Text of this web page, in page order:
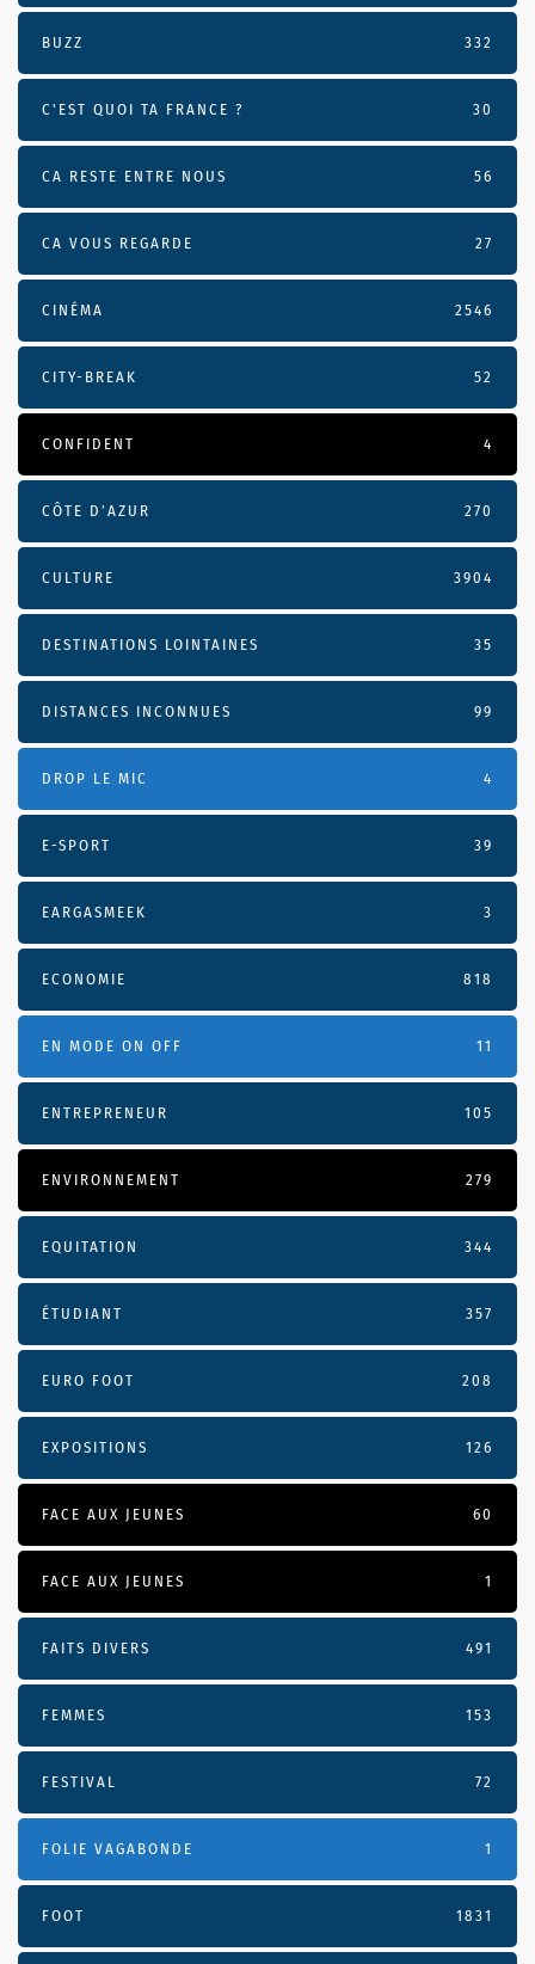
BUZZ 332
C'EST QUOI TA FRANCE ? 30
CA RESTE ENTRE NOUS 56
CA VOUS REGARDE 27
CINÉMA 2546
CITY-BREAK 52
CONFIDENT 4
CÔTE D’AZUR 270
CULTURE 3904
DESTINATIONS LOINTAINES 35
DISTANCES INCONNUES 99
DROP LE MIC 4
E-SPORT 39
EARGASMEEK 3
ECONOMIE 818
EN MODE ON OFF 11
ENTREPRENEUR 105
ENVIRONNEMENT 279
EQUITATION 344
ÉTUDIANT 357
EURO FOOT 208
EXPOSITIONS 126
FACE AUX JEUNES 60
FACE AUX JEUNES 1
FAITS DIVERS 491
FEMMES 153
FESTIVAL 72
FOLIE VAGABONDE 1
FOOT 1831